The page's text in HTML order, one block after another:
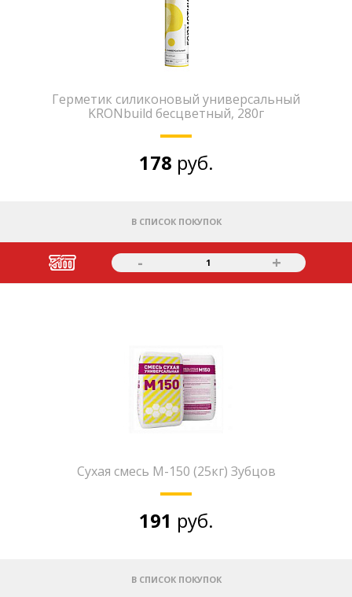
Герметик силиконовый универсальный
KRONbuild бесцветный, 280г
178 руб.
В СПИСОК ПОКУПОК
- 1 +
Сухая смесь М-150 (25кг) Зубцов
191 руб.
В СПИСОК ПОКУПОК